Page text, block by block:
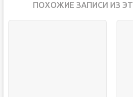
ПОХОЖИЕ ЗАПИСИ ИЗ